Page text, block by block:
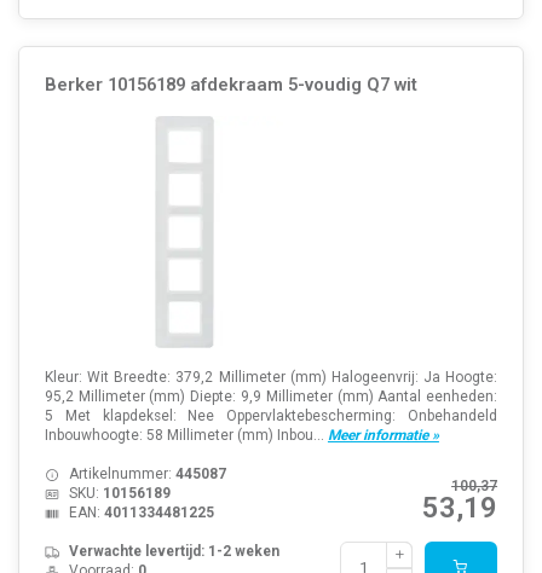
Berker 10156189 afdekraam 5-voudig Q7 wit
Kleur: Wit Breedte: 379,2 Millimeter (mm) Halogeenvrij: Ja Hoogte:
95,2 Millimeter (mm) Diepte: 9,9 Millimeter (mm) Aantal eenheden:
5 Met klapdeksel: Nee Oppervlaktebescherming: Onbehandeld
Inbouwhoogte: 58 Millimeter (mm) Inbou... Meer informatie »
100,37
53,19
Artikelnummer: 445087
SKU: 10156189
EAN: 4011334481225
Verwachte levertijd: 1-2 weken